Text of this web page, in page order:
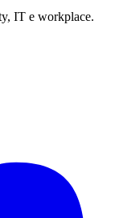
IT e workplace.